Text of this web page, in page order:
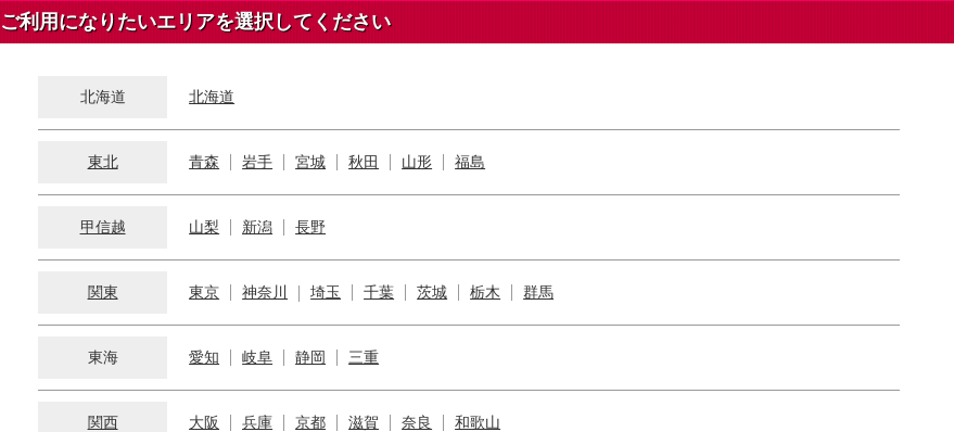
ご利用になりたいエリアを選択してください
北海道 北海道
東北 青森 岩手 宮城 秋田 山形 福島
甲信越 山梨 新潟 長野
関東 東京 神奈川 埼玉 千葉 茨城 栃木 群馬
東海 愛知 岐阜 静岡 三重
関西 大阪 兵庫 京都 滋賀 奈良 和歌山